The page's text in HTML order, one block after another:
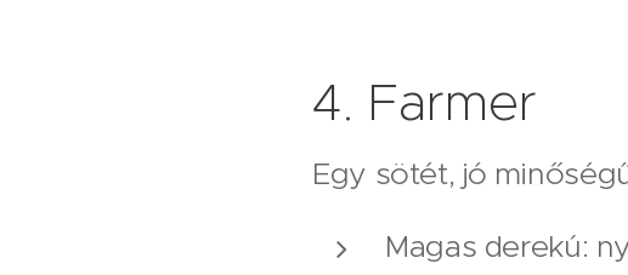
4. Farmer
Egy sötét, jó
Magas derekú: